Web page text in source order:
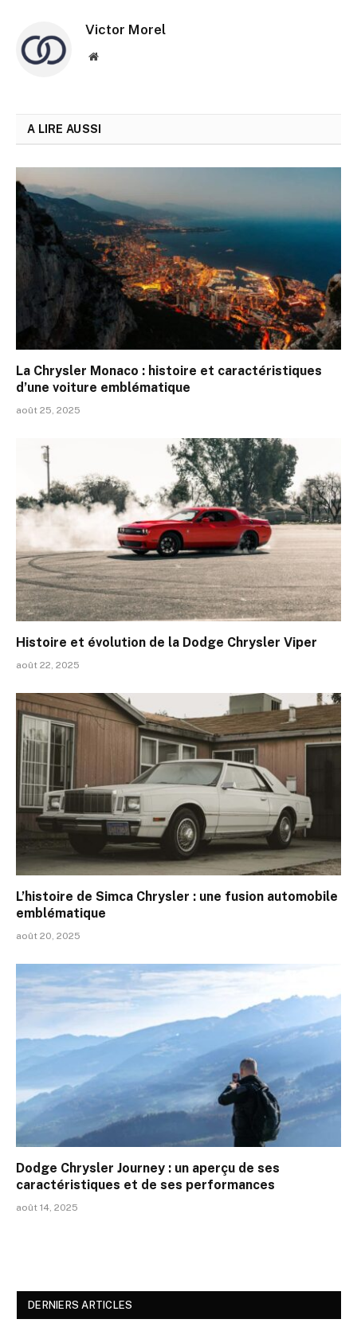
Victor Morel
Site
A LIRE AUSSI
La Chrysler Monaco : histoire et caractéristiques
d’une voiture emblématique
août 25, 2025
Histoire et évolution de la Dodge Chrysler Viper
août 22, 2025
L’histoire de Simca Chrysler : une fusion automobile
emblématique
août 20, 2025
Dodge Chrysler Journey : un aperçu de ses
caractéristiques et de ses performances
août 14, 2025
DERNIERS ARTICLES